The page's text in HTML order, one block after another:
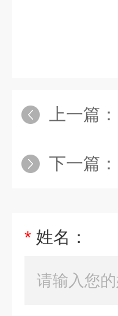
上一篇：
下一篇：
* 姓名：